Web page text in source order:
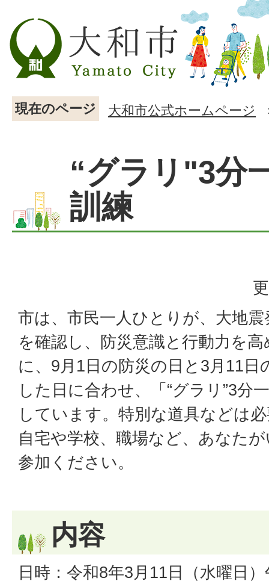
現在のページ 大和市公式ホームページ
“グラリ"3分
訓練
市は、市民一人ひとりが、大地
を確認し、防災意識と行動力を
に、9月1日の防災の日と3月11日
した日に合わせ、「“グラリ”3分
しています。特別な道具などは
自宅や学校、職場など、あなた
参加ください。
内容
日時：令和8年3月11日（水曜日